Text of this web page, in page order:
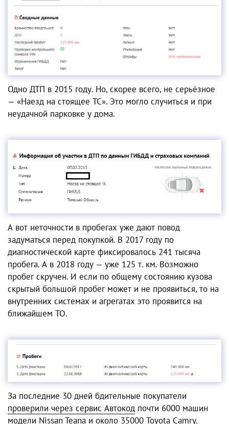
Одно ДТП в 2015 году. Но, скорее всего, не серьёзное
— «Наезд на стоящее ТС». Это могло случиться и при
неудачной парковке у дома.
А вот неточности в пробегах уже дают повод
задуматься перед покупкой. В 2017 году по
диагностической карте фиксировалось 241 тысяча
пробега. А в 2018 году — уже 125 т. км. Возможно
пробег скручен. И если по общему состоянию кузова
скрытый большой пробег может и не проявиться, то на
внутренних системах и агрегатах это проявится на
ближайшем ТО.
За последние 30 дней бдительные покупатели
проверили через сервис Автокод почти 6000 машин
модели Nissan Teana и около 35000 Toyota Camry.